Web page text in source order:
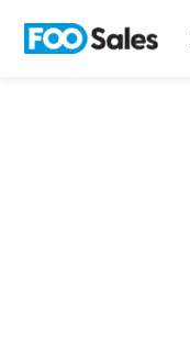
στο